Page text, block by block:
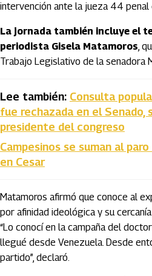
intervención ante la jueza 44
La jornada también incluye el
periodista Gisela Matamoros,
Trabajo Legislativo de la senadora
Lee también: Consulta
fue rechazada en el
presidente del congreso
Campesinos se suman al
en Cesar
Matamoros afirmó que conoce al
por afinidad ideológica y su
“Lo conocí en la campaña del
llegué desde Venezuela. Desde
partido”, declaró.